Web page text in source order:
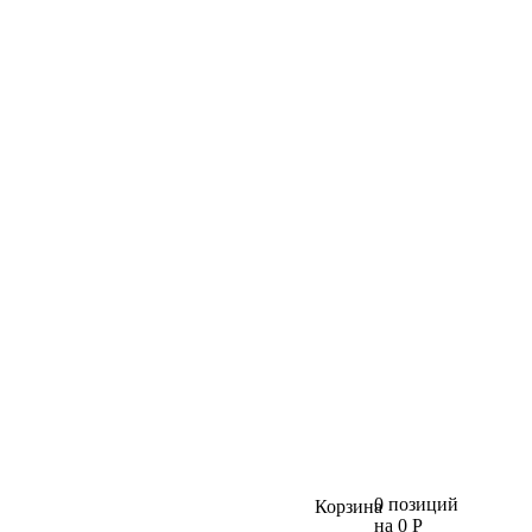
Корзина0 позиций
на 0 Р